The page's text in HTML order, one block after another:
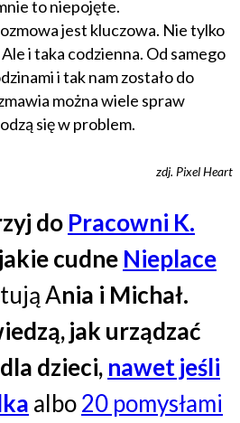
to niepojęte.
jest kluczowa. Nie tylko
i taka codzienna. Od samego
i tak nam zostało do
można wiele spraw
się w problem.
zdj. Pixel Heart
do Pracowni K.
cudne Nieplace
Ania i Michał.
jak urządzać
dzieci, nawet jeśli
albo20 pomysłami